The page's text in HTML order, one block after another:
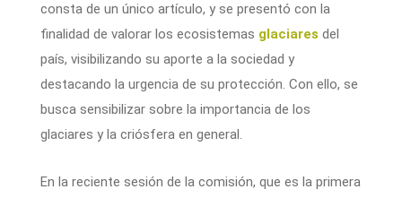
consta de un único artículo, y se presentó con la
finalidad de valorar los ecosistemas glaciares del
país, visibilizando su aporte a la sociedad y
destacando la urgencia de su protección. Con ello, se
busca sensibilizar sobre la importancia de los
glaciares y la criósfera en general.
En la reciente sesión de la comisión, que es la primera